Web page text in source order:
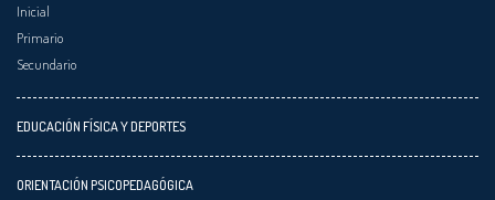
Inicial
Primario
Secundario
EDUCACIÓN FÍSICA Y DEPORTES
ORIENTACIÓN PSICOPEDAGÓGICA